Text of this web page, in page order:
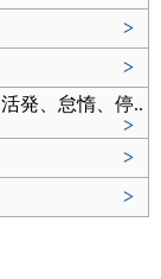
>
>
発、怠惰、停..
>
>
>